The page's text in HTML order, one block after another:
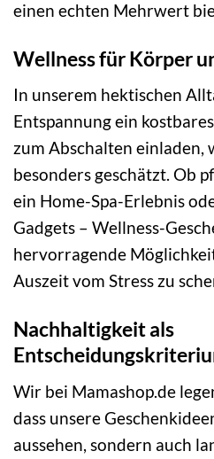
einen echten Mehrwert
Wellness für Körper
In unserem hektischen
Entspannung ein
zum Abschalten einladen,
besonders geschätzt. Ob
ein Home-Spa-Erlebnis
Gadgets – Wellness-
hervorragende
Auszeit vom Stress zu
Nachhaltigkeit als
Wir bei Mamashop.de
dass unsere
aussehen, sondern auch